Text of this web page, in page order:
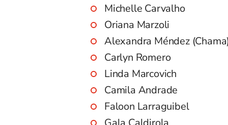
Michelle Carvalho
Oriana Marzoli
Alexandra Méndez
Carlyn Romero
Linda Marcovich
Camila Andrade
Faloon Larraguibel